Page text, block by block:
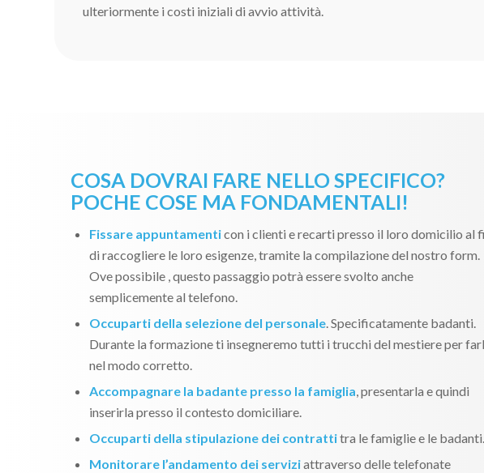
ulteriormente i costi iniziali di avvio attività.
COSA DOVRAI FARE NELLO SPECIFICO?
POCHE COSE MA FONDAMENTALI!
Fissare appuntamenticon i clienti e recarti presso il loro domicilio al
di raccogliere le loro esigenze, tramite la compilazione del nostro form.
Ove possibile , questo passaggio potrà essere svolto anche
semplicemente al telefono.
Occuparti della selezione del personale. Specificatamente badanti.
Durante la formazione ti insegneremo tutti i trucchi del mestiere per
nel modo corretto.
Accompagnare la badante presso la famiglia, presentarla e quindi
inserirla presso il contesto domiciliare.
Occuparti della stipulazione dei contrattitra le famiglie e le badanti.
Monitorare l’andamento dei serviziattraverso delle telefonate